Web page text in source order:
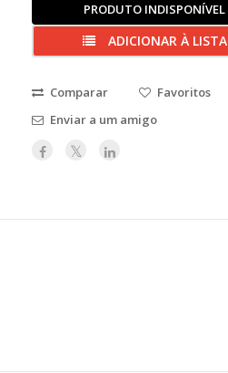
PRODUTO INDISPONÍVEL
ADICIONAR À LISTA
Comparar
Favoritos
Enviar a um amigo